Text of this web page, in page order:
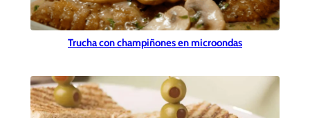
Trucha con champiñones en microondas